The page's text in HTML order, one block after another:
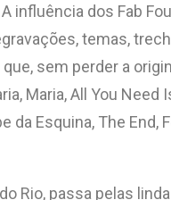
influência dos Fab
temas,
sem perder a
Maria, All You Need
Esquina, The
Rio, passa pelas